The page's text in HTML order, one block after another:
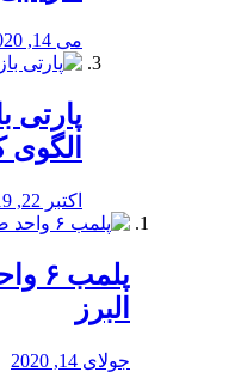
می 14, 2020
پارتی
اکتبر 22, 2019
البرز
جولای 14, 2020